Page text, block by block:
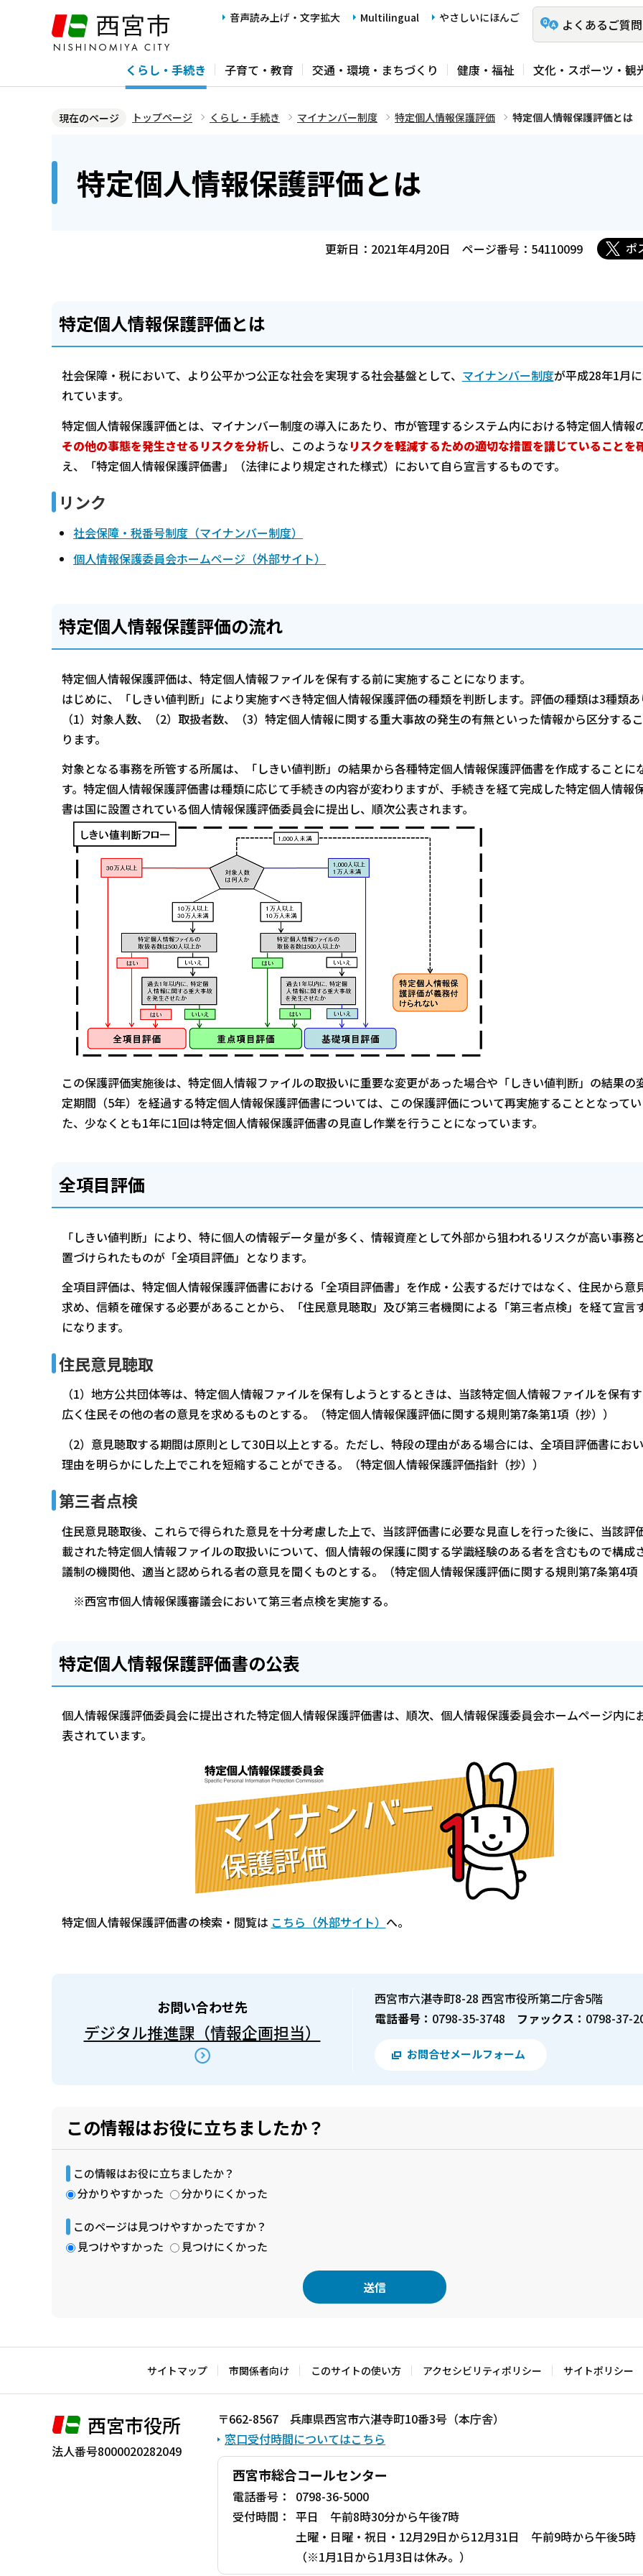
ジ
音声読み上げ・文字拡大 Multilingual やさしいにほんご よくあるご質問
くらし・手続き 子育て・教育 交通・環境・まちづくり 健康・福祉 文化・スポーツ・観
現在のページ トップページ くらし・手続き マイナンバー制度 特定個人情報保護評価 特定個人情報保護評価とは
特定個人情報保護評価とは
更新日：2021年4月20日 ページ番号：54110099 ポ
特定個人情報保護評価とは
社会保障・税において、より公平かつ公正な社会を実現する社会基盤として、 マイナンバー制度が平成28年1月
れています。
特定個人情報保護評価とは、マイナンバー制度の導入にあたり、市が管理するシステム内における特定個人情報
その他の事態を発生させるリスクを分析し、このようなリスクを軽減するための適切な措置を講じていることを
え、「特定個人情報保護評価書」（法律により規定された様式）において自ら宣言するものです。
リンク
社会保障・税番号制度（マイナンバー制度）
個人情報保護委員会ホームページ（外部サイト）
特定個人情報保護評価の流れ
特定個人情報保護評価は、特定個人情報ファイルを保有する前に実施することになります。
はじめに、「しきい値判断」により実施すべき特定個人情報保護評価の種類を判断します。評価の種類は3種類あ
（1）対象人数、（2）取扱者数、（3）特定個人情報に関する重大事故の発生の有無といった情報から区分する
ります。
対象となる事務を所管する所属は、「しきい値判断」の結果から各種特定個人情報保護評価書を作成することに
す。特定個人情報保護評価書は種類に応じて手続きの内容が変わりますが、手続きを経て完成した特定個人情報
書は国に設置されている個人情報保護評価委員会に提出し、順次公表されます。
この保護評価実施後は、特定個人情報ファイルの取扱いに重要な変更があった場合や「しきい値判断」の結果の
定期間（5年）を経過する特定個人情報保護評価書については、この保護評価について再実施することとなって
た、少なくとも1年に1回は特定個人情報保護評価書の見直し作業を行うことになっています。
全項目評価
「しきい値判断」により、特に個人の情報データ量が多く、情報資産として外部から狙われるリスクが高い事務
置づけられたものが「全項目評価」となります。
全項目評価は、特定個人情報保護評価書における「全項目評価書」を作成・公表するだけではなく、住民から意
求め、信頼を確保する必要があることから、「住民意見聴取」及び第三者機関による「第三者点検」を経て宣言
になります。
住民意見聴取
（1）地方公共団体等は、特定個人情報ファイルを保有しようとするときは、当該特定個人情報ファイルを保有
広く住民その他の者の意見を求めるものとする。（特定個人情報保護評価に関する規則第7条第1項（抄））
（2）意見聴取する期間は原則として30日以上とする。ただし、特段の理由がある場合には、全項目評価書にお
理由を明らかにした上でこれを短縮することができる。（特定個人情報保護評価指針（抄））
第三者点検
住民意見聴取後、これらで得られた意見を十分考慮した上で、当該評価書に必要な見直しを行った後に、当該評
載された特定個人情報ファイルの取扱いについて、個人情報の保護に関する学識経験のある者を含むもので構成
議制の機関他、適当と認められる者の意見を聞くものとする。（特定個人情報保護評価に関する規則第7条第4項
※西宮市個人情報保護審議会において第三者点検を実施する。
特定個人情報保護評価書の公表
個人情報保護評価委員会に提出された特定個人情報保護評価書は、順次、個人情報保護委員会ホームページ内に
表されています。
特定個人情報保護評価書の検索・閲覧は こちら（外部サイト） へ。
お問い合わせ先
デジタル推進課（情報企画担当）
西宮市六湛寺町8-28 西宮市役所第二庁舎5階
電話番号： 0798-35-3748 ファックス： 0798-37-
お問合せメールフォーム
この情報はお役に立ちましたか？
この情報はお役に立ちましたか？
分かりやすかった
分かりにくかった
このページは見つけやすかったですか？
見つけやすかった
見つけにくかった
文
で
サイトマップ 市関係者向け このサイトの使い方 アクセシビリティポリシー サイトポリシー
西宮市役所
法人番号8000020282049
〒662-8567 兵庫県西宮市六湛寺町10番3号（本庁舎）
窓口受付時間についてはこちら
西宮市総合コールセンター
電話番号：
0798-36-5000
受付時間： 平日 午前8時30分から午後7時
土曜・日曜・祝日・12月29日から12月31日 午前9時から午後5時
（※1月1日から1月3日は休み。）